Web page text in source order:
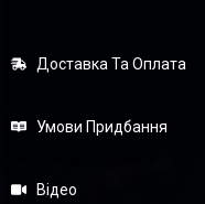
Доставка Та Оплата
Умови Придбання
Відео